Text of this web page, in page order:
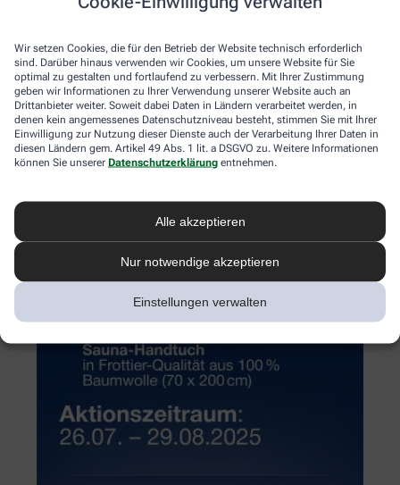
Wir setzen Cookies, die für den Betrieb der Website technisch erforderlich
sind. Darüber hinaus verwenden wir Cookies, um unsere Website für Sie
optimal zu gestalten und fortlaufend zu verbessern. Mit Ihrer Zustimmung
geben wir Informationen zu Ihrer Verwendung unserer Website auch an
Drittanbieter weiter. Soweit dabei Daten in Ländern verarbeitet werden, in
denen kein angemessenes Datenschutzniveau besteht, stimmen Sie mit Ihrer
Einwilligung zur Nutzung dieser Dienste auch der Verarbeitung Ihrer Daten in
diesen Ländern gem. Artikel 49 Abs. 1 lit. a DSGVO zu. Weitere Informationen
können Sie unserer Datenschutzerklärung entnehmen.
Alle akzeptieren
Nur notwendige akzeptieren
Einstellungen verwalten